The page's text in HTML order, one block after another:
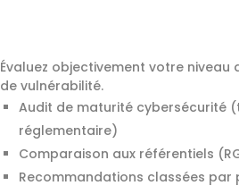
Évaluez objectivement votre
de vulnérabilité.
Audit de maturité cybersécurité
réglementaire)
Comparaison aux référentiels
Recommandations classées